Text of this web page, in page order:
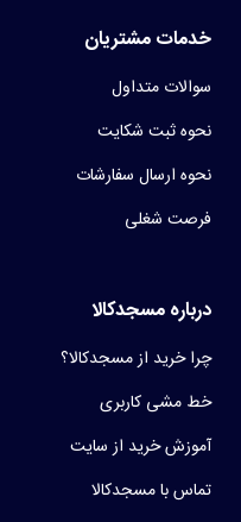
خدمات مشتریان
سوالات متداول
نحوه ثبت شکایت
نحوه ارسال سفارشات
فرصت شغلی
درباره مسجدکالا
چرا خرید از مسجدکالا؟
خط مشی کاربری
آموزش خرید از سایت
تماس با مسجدکالا